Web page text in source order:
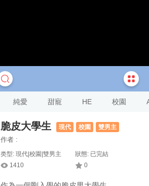
純愛 甜寵 HE 校園
脆皮大學生 現代 校園
雙男主
作者 :
类型: 現代|校園|雙男主
狀態: 已完結
1410
0